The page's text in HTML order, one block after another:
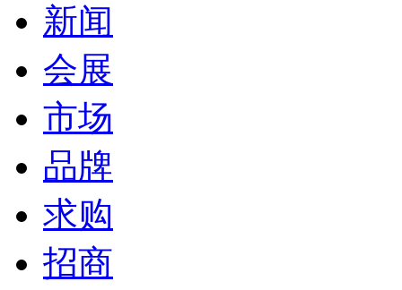
新闻
会展
市场
品牌
求购
招商